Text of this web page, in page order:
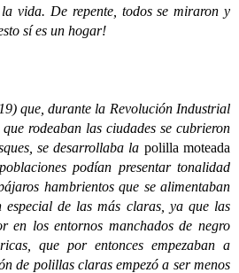
vida. De repente, todos se miraron y
sí es un hogar!
que, durante la Revolución Industrial
rodeaban las ciudades se cubrieron
se desarrollaba la polilla moteada
podían presentar tonalidad
hambrientos que se alimentaban
especial de las más claras, ya que las
en los entornos manchados de negro
que por entonces empezaban a
de polillas claras empezó a ser menos